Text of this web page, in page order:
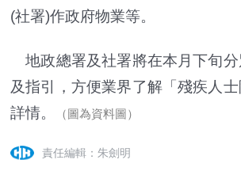
(社署)作政府物業等。
地政總署及社署將在本月下旬
及指引，方便業界了解「殘疾人士
詳情。
（圖為資料圖）
責任編輯：朱劍明